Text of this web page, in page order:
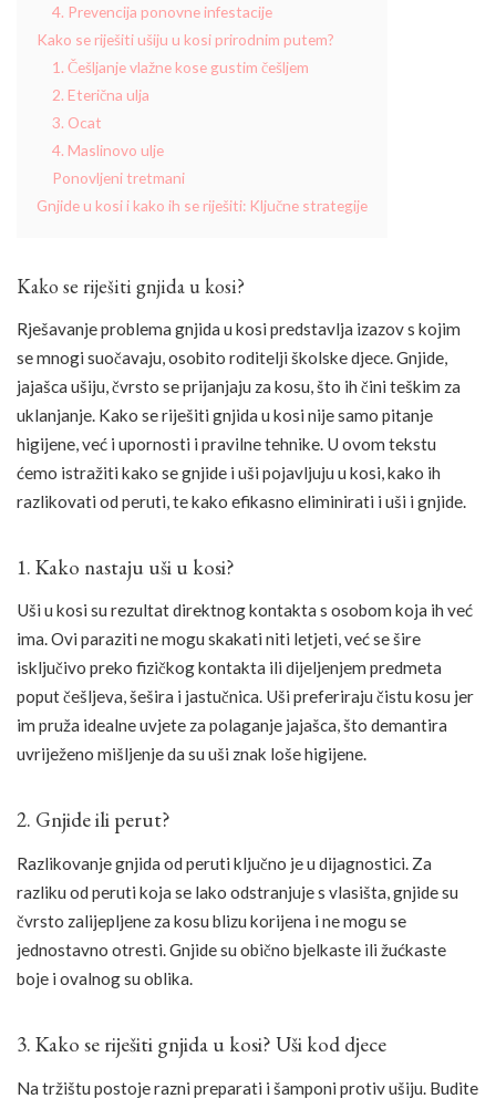
4. Prevencija ponovne infestacije
Kako se riješiti ušiju u kosi prirodnim putem?
1. Češljanje vlažne kose gustim češljem
2. Eterična ulja
3. Ocat
4. Maslinovo ulje
Ponovljeni tretmani
Gnjide u kosi i kako ih se riješiti: Ključne strategije
Kako se riješiti gnjida u kosi?
Rješavanje problema gnjida u kosi predstavlja izazov s kojim
se mnogi suočavaju, osobito roditelji školske djece. Gnjide,
jajašca ušiju, čvrsto se prijanjaju za kosu, što ih čini teškim za
uklanjanje. Kako se riješiti gnjida u kosi nije samo pitanje
higijene, već i upornosti i pravilne tehnike. U ovom tekstu
ćemo istražiti kako se gnjide i uši pojavljuju u kosi, kako ih
razlikovati od peruti, te kako efikasno eliminirati i uši i gnjide.
1. Kako nastaju uši u kosi?
Uši u kosi su rezultat direktnog kontakta s osobom koja ih već
ima. Ovi paraziti ne mogu skakati niti letjeti, već se šire
isključivo preko fizičkog kontakta ili dijeljenjem predmeta
poput češljeva, šešira i jastučnica. Uši preferiraju čistu kosu jer
im pruža idealne uvjete za polaganje jajašca, što demantira
uvriježeno mišljenje da su uši znak loše higijene.
2. Gnjide ili perut?
Razlikovanje gnjida od peruti ključno je u dijagnostici. Za
razliku od peruti koja se lako odstranjuje s vlasišta, gnjide su
čvrsto zalijepljene za kosu blizu korijena i ne mogu se
jednostavno otresti. Gnjide su obično bjelkaste ili žućkaste
boje i ovalnog su oblika.
3. Kako se riješiti gnjida u kosi? Uši kod djece
Na tržištu postoje razni preparati i šamponi protiv ušiju. Budite